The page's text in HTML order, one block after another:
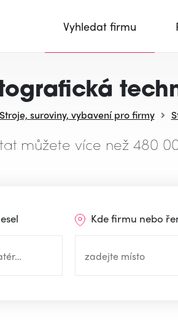
Vyhledat firmu
Stroje, suroviny, vybavení pro firmy
můžete více než 480
Kde firmu nebo